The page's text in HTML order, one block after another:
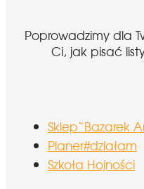
Poprowadzimy dla
Ci, jak pisać
Sklep“Bazarek
Planer#działam
Szkoła Hojności